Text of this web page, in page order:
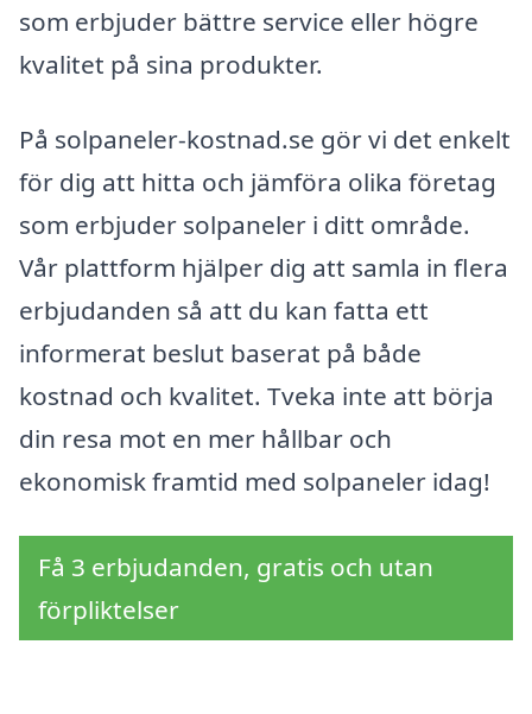
som erbjuder bättre service eller högre
kvalitet på sina produkter.
På solpaneler-kostnad.se gör vi det enkelt
för dig att hitta och jämföra olika företag
som erbjuder solpaneler i ditt område.
Vår plattform hjälper dig att samla in flera
erbjudanden så att du kan fatta ett
informerat beslut baserat på både
kostnad och kvalitet. Tveka inte att börja
din resa mot en mer hållbar och
ekonomisk framtid med solpaneler idag!
Få 3 erbjudanden, gratis och utan
förpliktelser